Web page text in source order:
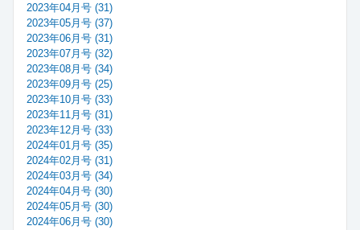
2023年04月号 (31)
2023年05月号 (37)
2023年06月号 (31)
2023年07月号 (32)
2023年08月号 (34)
2023年09月号 (25)
2023年10月号 (33)
2023年11月号 (31)
2023年12月号 (33)
2024年01月号 (35)
2024年02月号 (31)
2024年03月号 (34)
2024年04月号 (30)
2024年05月号 (30)
2024年06月号 (30)